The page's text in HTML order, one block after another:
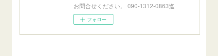
お問合せください。 090-1312-0863迄
フォロー